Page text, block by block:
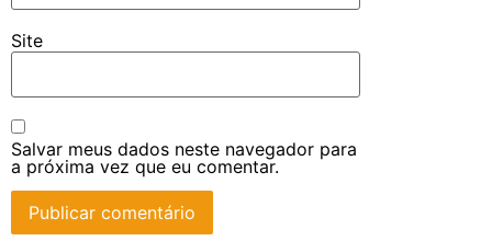
Site
Salvar meus dados neste navegador para
a próxima vez que eu comentar.